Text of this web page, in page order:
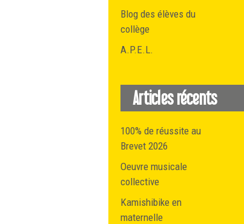
Blog des élèves du
collège
A.P.E.L.
Articles récents
100% de réussite au
Brevet 2026
Oeuvre musicale
collective
Kamishibike en
maternelle